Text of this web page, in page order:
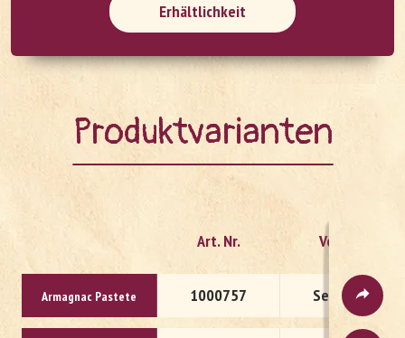
Erhältlichkeit
Produktvarianten
Art. Nr. Verpackung
Ar­ma­gnac Pas­te­te 1000757 Seidenpapier